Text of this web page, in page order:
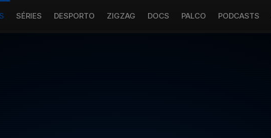
SÉRIES DESPORTO ZIGZAG DOCS PALCO PODCASTS